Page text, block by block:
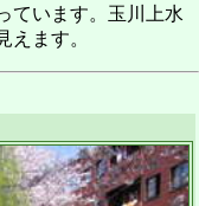
ています。玉川上水
えます。